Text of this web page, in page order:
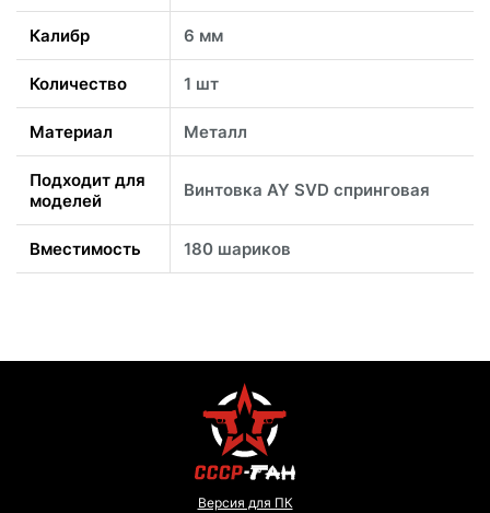
Калибр 6 мм
Количество 1 шт
Материал Металл
Подходит для
моделей
Винтовка AY SVD спринговая
Вместимость 180 шариков
Версия для ПК